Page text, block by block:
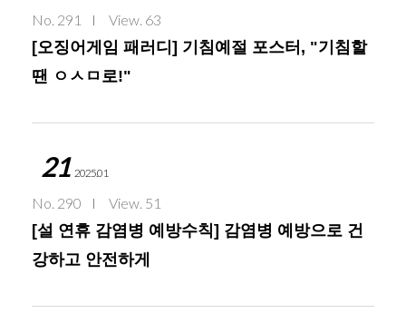
No. 291 View. 63
[오징어게임 패러디] 기침예절 포스터, "기침할
땐 ㅇㅅㅁ로!"
21 2025.01
No. 290 View. 51
[설 연휴 감염병 예방수칙] 감염병 예방으로 건
강하고 안전하게